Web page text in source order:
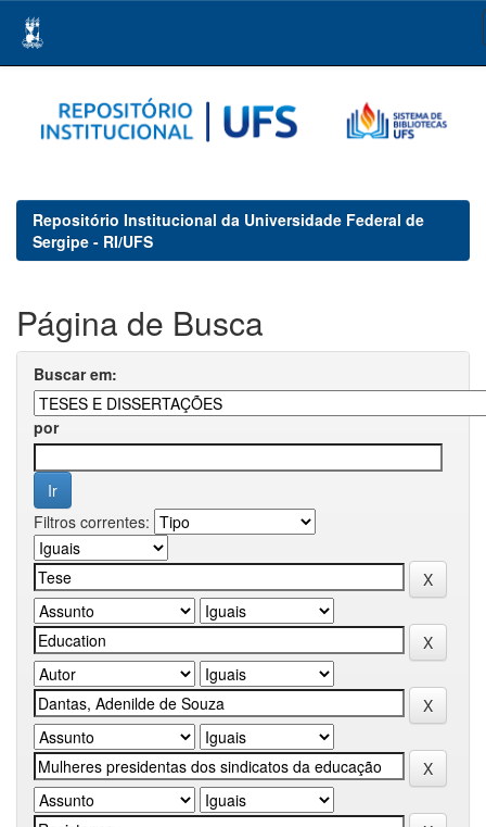
navigation
Repositório Institucional da Universidade Federal de
Sergipe - RI/UFS
Página de Busca
Buscar em:
por
Filtros correntes: